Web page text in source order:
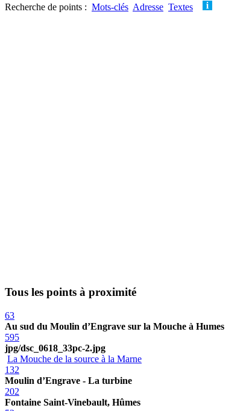
Recherche de points : Mots-clés Adresse Textes
Tous les points à proximité
63
Au sud du Moulin d’Engrave sur la Mouche à Humes
595
jpg/dsc_0618_33pc-2.jpg
La Mouche de la source à la Marne
132
Moulin d’Engrave - La turbine
202
Fontaine Saint-Vinebault, Hûmes